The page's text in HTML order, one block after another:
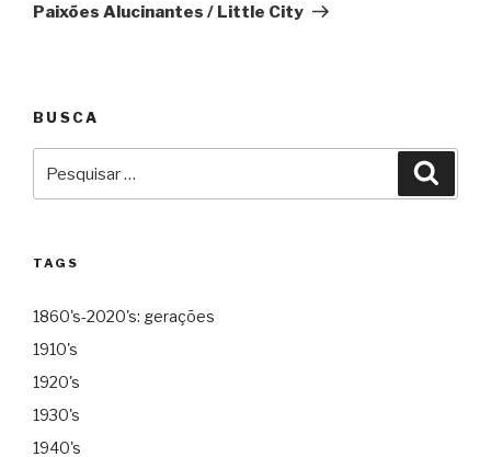
Paixões Alucinantes / Little City
BUSCA
TAGS
1860's-2020's: gerações
1910's
1920's
1930's
1940's